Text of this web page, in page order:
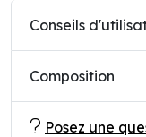
Conseils
Composition
Posez une